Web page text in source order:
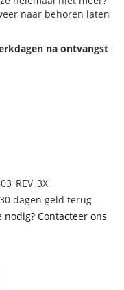
naar behoren laten
na ontvangst
dagen geld terug
Contacteer ons